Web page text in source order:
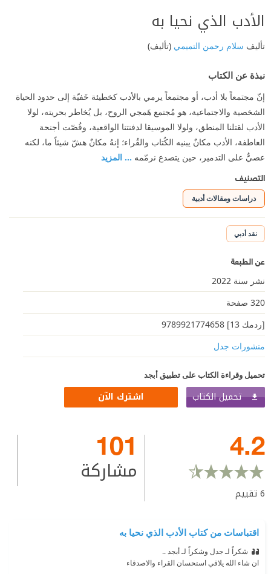
الأدب الذي نحيا به
تأليف سلام رحمن التميمي (تأليف)
نبذة عن الكتاب
إنّ مجتمعاً بلا أدب، أو مجتمعاً يرمي بالأدب كخطيئة خَفيّة إلى حدود الحياة
الشخصية والاجتماعية، هو مُجتمع هَمجي الروح، بل يُخاطر بحريته، لولا
الأدب لقتلنا المنطق، ولولا الموسيقا لدفنتنا الواقعية، وقُصّت أجنحة
العاطفة، الأدب مكانٌ يبنيه الكُتاب والقُراء؛ إنهُ مكانٌ هشّ شيئاً ما، لكنه
عصيٌّ على التدمير، حين يتصدع نرمّمه ... المزيد
التصنيف
دراسات ومقالات أدبية
نقد أدبي
عن الطبعة
نشر سنة 2022
320 صفحة
[ردمك 13] 9789921774658
منشورات جدل
تحميل وقراءة الكتاب على تطبيق أبجد
تحميل الكتاب اشترك الآن
4.2
6تقييم
101
مشاركة
اقتباسات من كتاب الأدب الذي نحيا به
شكراً لـ جدل وشكراً لـ أبجد ..
ان شاء الله يلاقي استحسان القراء والاصدقاء